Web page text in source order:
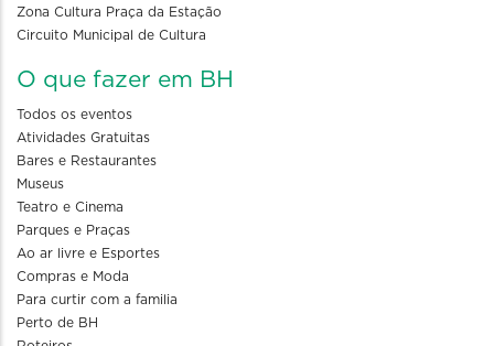
Zona Cultura Praça da Estação
Circuito Municipal de Cultura
O que fazer em BH
Todos os eventos
Atividades Gratuitas
Bares e Restaurantes
Museus
Teatro e Cinema
Parques e Praças
Ao ar livre e Esportes
Compras e Moda
Para curtir com a familia
Perto de BH